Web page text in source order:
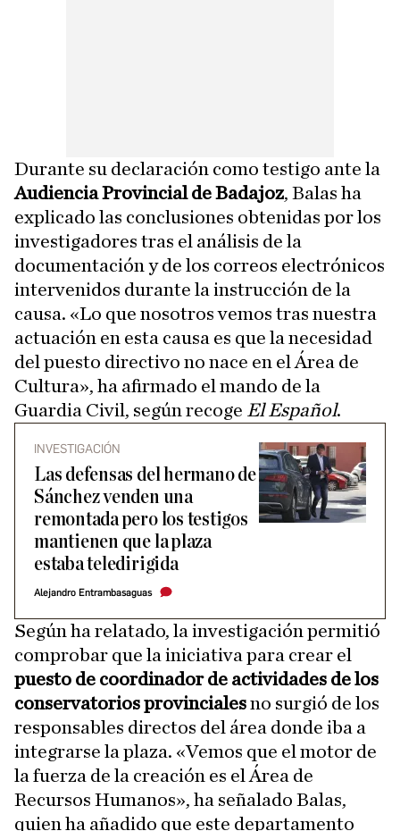
Durante su declaración como testigo ante la
Audiencia Provincial de Badajoz, Balas ha
explicado las conclusiones obtenidas por los
investigadores tras el análisis de la
documentación y de los correos electrónicos
intervenidos durante la instrucción de la
causa. «Lo que nosotros vemos tras nuestra
actuación en esta causa es que la necesidad
del puesto directivo no nace en el Área de
Cultura», ha afirmado el mando de la
Guardia Civil, según recoge El Español.
INVESTIGACIÓN
Las defensas del hermano de
Sánchez venden una
remontada pero los testigos
mantienen que la plaza
estaba teledirigida
Alejandro Entrambasaguas
Según ha relatado, la investigación permitió
comprobar que la iniciativa para crear el
puesto de coordinador de actividades de los
conservatorios provincialesno surgió de los
responsables directos del área donde iba a
integrarse la plaza. «Vemos que el motor de
la fuerza de la creación es el Área de
Recursos Humanos», ha señalado Balas,
quien ha añadido que este departamento